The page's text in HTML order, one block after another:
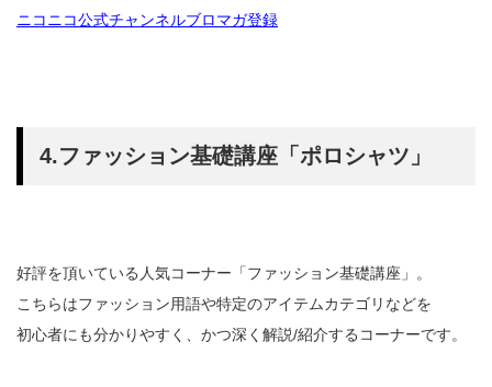
ニコニコ公式チャンネルブロマガ登録
4.ファッション基礎講座「ポロシャツ」
好評を頂いている人気コーナー「ファッション基礎講座」。
こちらはファッション用語や特定のアイテムカテゴリなどを
初心者にも分かりやすく、かつ深く解説/紹介するコーナーです。